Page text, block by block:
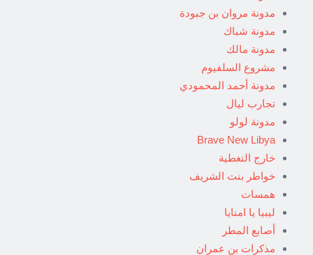
مدونة مروان بن جبودة
مدونة شباك
مدونة مالك
مشروع السلفيوم
مدونة أحمد المحمودي
تجارب ليال
مدونة لولو
Brave New Libya
خارج التغطية
خواطر بنت الشريف
همسات
ليبيا يا امنايا
أصابع المطر
مذكرات بن عمران